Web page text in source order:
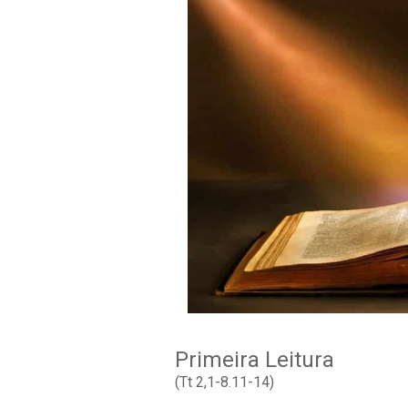
Primeira Leitura
(Tt 2,1-8.11-14)